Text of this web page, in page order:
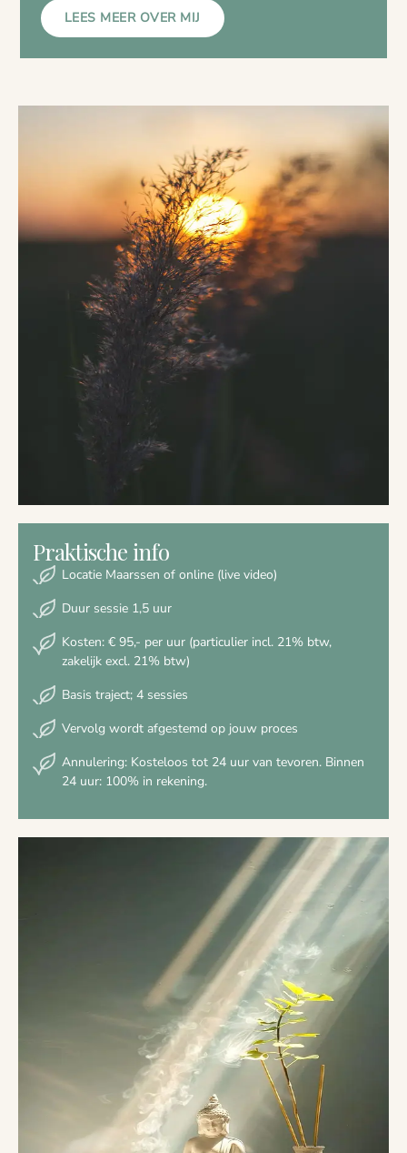
LEES MEER OVER MIJ
Praktische info
Locatie Maarssen of online (live video)
Duur sessie 1,5 uur
Kosten: € 95,- per uur (particulier incl. 21% btw,
zakelijk excl. 21% btw)
Basis traject; 4 sessies
Vervolg wordt afgestemd op jouw proces
Annulering: Kosteloos tot 24 uur van tevoren. Binnen
24 uur: 100% in rekening.